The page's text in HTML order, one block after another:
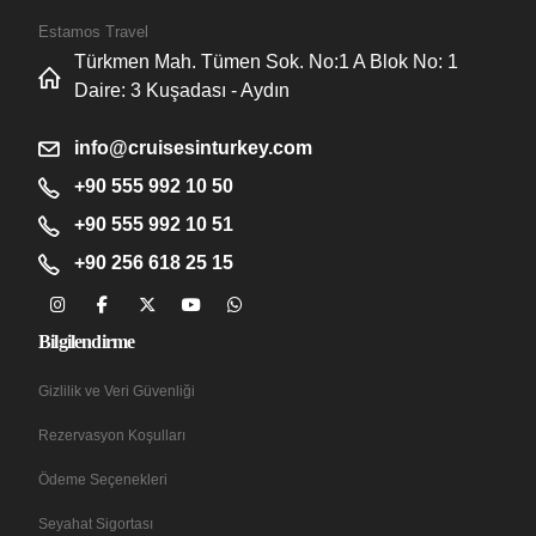
Estamos Travel
Türkmen Mah. Tümen Sok. No:1 A Blok No: 1
Daire: 3 Kuşadası - Aydın
info@cruisesinturkey.com
+90 555 992 10 50
+90 555 992 10 51
+90 256 618 25 15
Bilgilendirme
Gizlilik ve Veri Güvenliği
Rezervasyon Koşulları
Ödeme Seçenekleri
Seyahat Sigortası